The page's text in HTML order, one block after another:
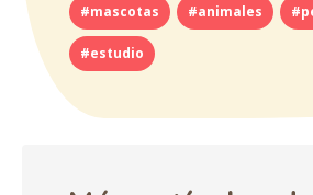
#mascotas #animales
#estudio